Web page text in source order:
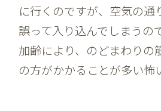
に行くのですが、空気の通
誤って入り込んでしまうの
加齢により、のどまわりの
の方がかかることが多い怖